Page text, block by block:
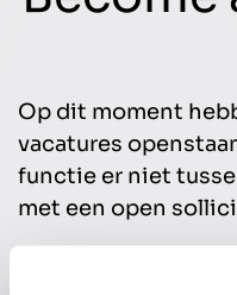
Op dit moment
vacatures
functie er niet
met een open